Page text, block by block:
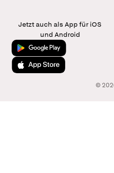
Jetzt auch als App für iOS
und Android
Jetzt bei Google Play
Laden im App Store
©